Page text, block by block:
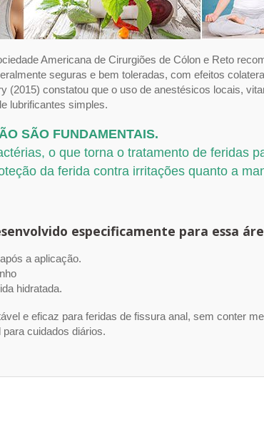
Americana de Cirurgiões de Cólon e Reto
seguras e bem toleradas, com efeitos
(2015) constatou que o uso de anestésicos locais,
lubrificantes simples.
SÃO FUNDAMENTAIS.
o que torna o tratamento de feridas
da ferida contra irritações quanto a
especificamente para essa
a aplicação.
hidratada.
e eficaz para feridas de fissura anal, sem conter
cuidados diários.